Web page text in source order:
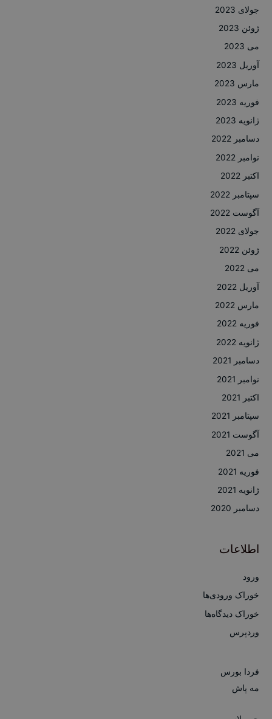
جولای 2023
ژوئن 2023
می 2023
آوریل 2023
مارس 2023
فوریه 2023
ژانویه 2023
دسامبر 2022
نوامبر 2022
اکتبر 2022
سپتامبر 2022
آگوست 2022
جولای 2022
ژوئن 2022
می 2022
آوریل 2022
مارس 2022
فوریه 2022
ژانویه 2022
دسامبر 2021
نوامبر 2021
اکتبر 2021
سپتامبر 2021
آگوست 2021
می 2021
فوریه 2021
ژانویه 2021
دسامبر 2020
اطلاعات
ورود
خوراک ورودی‌ها
خوراک دیدگاه‌ها
وردپرس
فردا بورس
مه پاش